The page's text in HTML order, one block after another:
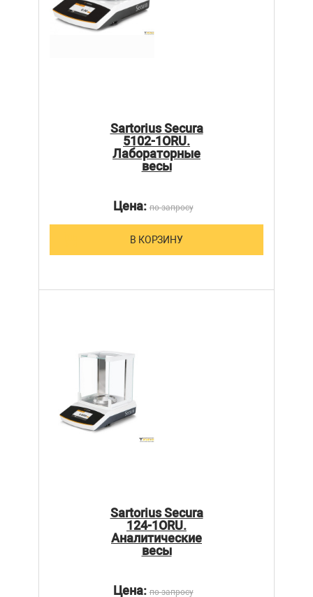
Sartorius Secura
5102-1ORU.
Лабораторные
весы
Цена:по запросу
В КОРЗИНУ
Sartorius Secura
124-1ORU.
Аналитические
весы
Цена:по запросу